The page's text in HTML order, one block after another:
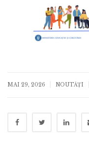
MAI 29, 2026 NOUTĂȚI